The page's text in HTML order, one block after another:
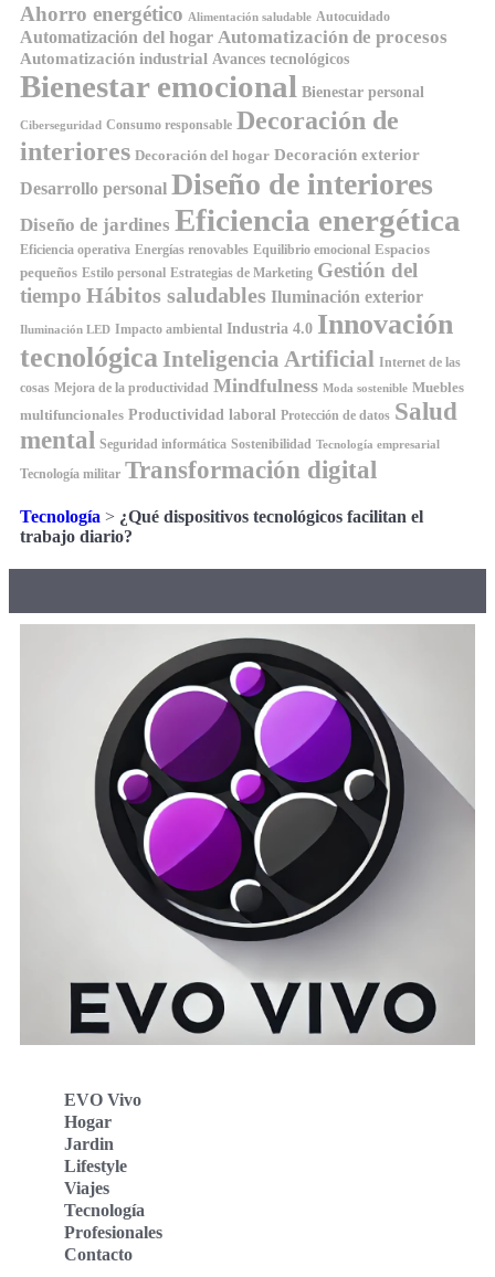
Ahorro energético Alimentación saludable Autocuidado
Automatización del hogar Automatización de procesos
Automatización industrial Avances tecnológicos
Bienestar emocional Bienestar personal
Ciberseguridad Consumo responsable Decoración de
interiores Decoración del hogar Decoración exterior
Desarrollo personal Diseño de interiores
Diseño de jardines Eficiencia energética
Eficiencia operativa Energías renovables Equilibrio emocional Espacios
pequeños Estilo personal Estrategias de Marketing Gestión del
tiempo Hábitos saludables Iluminación exterior
Iluminación LED Impacto ambiental Industria 4.0 Innovación
tecnológica Inteligencia Artificial Internet de las
cosas Mejora de la productividad Mindfulness Moda sostenible Muebles
multifuncionales Productividad laboral Protección de datos Salud
mental Seguridad informática Sostenibilidad Tecnología empresarial
Tecnología militar Transformación digital
Tecnología > ¿Qué dispositivos tecnológicos facilitan el
trabajo diario?
EVO Vivo
Hogar
Jardin
Lifestyle
Viajes
Tecnología
Profesionales
Contacto